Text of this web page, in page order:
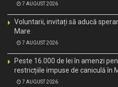
7 AUGUST 2026
Voluntarii, invitați să aducă
Mare
7 AUGUST 2026
Peste 16.000 de lei în amenzi
restricțiile impuse de caniculă în
7 AUGUST 2026